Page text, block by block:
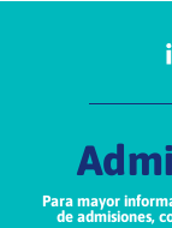
Para mayor
de admisiones,